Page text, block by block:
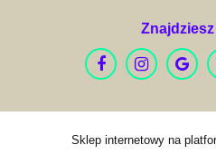
Sklep internetowy na